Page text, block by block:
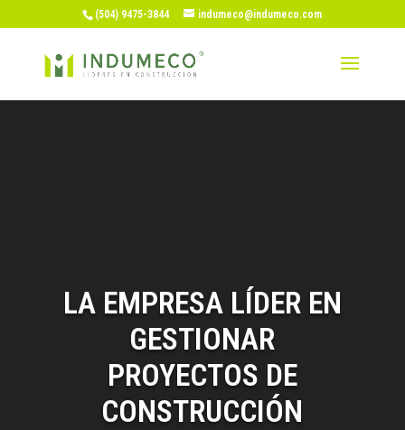
(504) 9475-3844 indumeco@indumeco.com
LA EMPRESA LÍDER EN
GESTIONAR
PROYECTOS DE
CONSTRUCCIÓN